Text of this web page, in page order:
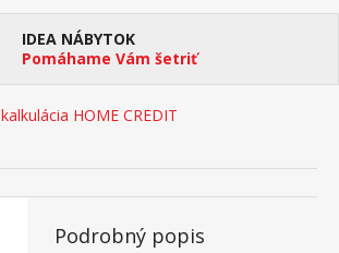
IDEA NÁBYTOK
Pomáhame Vám šetriť
kalkulácia HOME CREDIT
Podrobný popis